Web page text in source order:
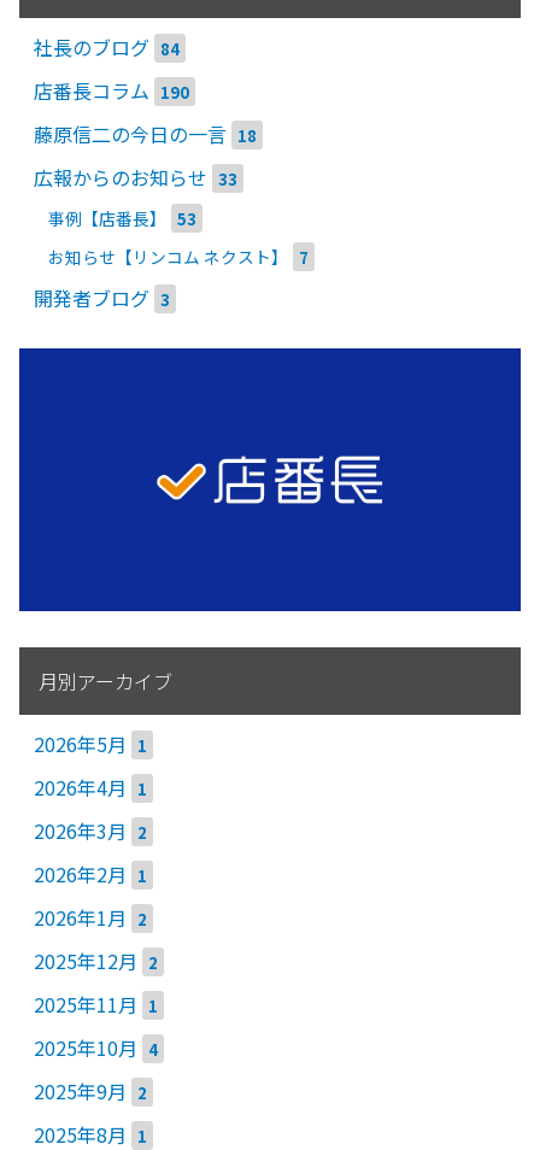
社長のブログ 84
店番長コラム 190
藤原信二の今日の一言 18
広報からのお知らせ 33
事例【店番長】 53
お知らせ【リンコム ネクスト】 7
開発者ブログ 3
月別アーカイブ
2026年5月 1
2026年4月 1
2026年3月 2
2026年2月 1
2026年1月 2
2025年12月 2
2025年11月 1
2025年10月 4
2025年9月 2
2025年8月 1